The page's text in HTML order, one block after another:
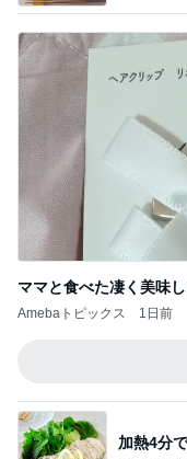
ママと食べた凄く美味
Amebaトピックス 1日前
加熱4分